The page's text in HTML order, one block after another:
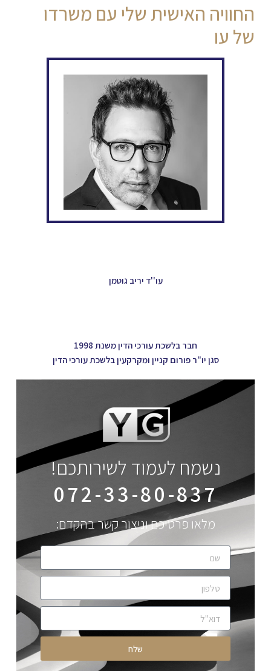
החוויה האישית שלי עם משרדו
של עו
עו''ד יריב גוטמן
חבר בלשכת עורכי הדין משנת 1998
סגן יו"ר פורום קניין ומקרקעין בלשכת עורכי הדין
נשמח לעמוד לשירותכם!
072-33-80-837
מלאו פרטיכם וניצור קשר בהקדם:
שלח